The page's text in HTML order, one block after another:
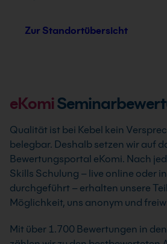
Zur Standortübersicht
eKomi
Qualität ist bei Kebel kein
belegbar. Deshalb setzen wir auf
Bewertungsportal eKomi. Nach
Skills Schulung – live online oder
durchgeführt – erhalten unsere
Möglichkeit, uns anonym und
Mit über 1.700 Bewertungen in